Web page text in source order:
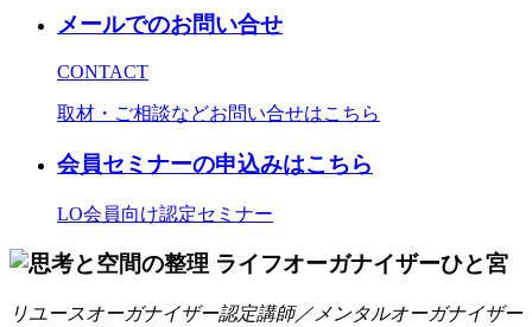
メールでのお問い合せ
CONTACT
取材・ご相談などお問い合せはこちら
会員セミナーの申込みはこちら
LO会員向け認定セミナー
リユースオーガナイザー認定講師／メンタルオーガナイザー